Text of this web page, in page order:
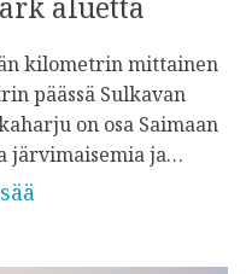
aluetta
kilometrin mittainen
päässä Sulkavan
on osa Saimaan
järvimaisemia ja…